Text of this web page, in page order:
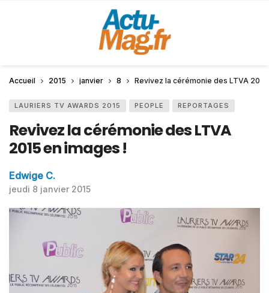
Accueil 2015 janvier 8 Revivez la cérémonie des LTVA
LAURIERS TV AWARDS 2015 PEOPLE REPORTAGES
Revivez la cérémonie des LTVA
2015 en images !
Edwige C.
jeudi 8 janvier 2015